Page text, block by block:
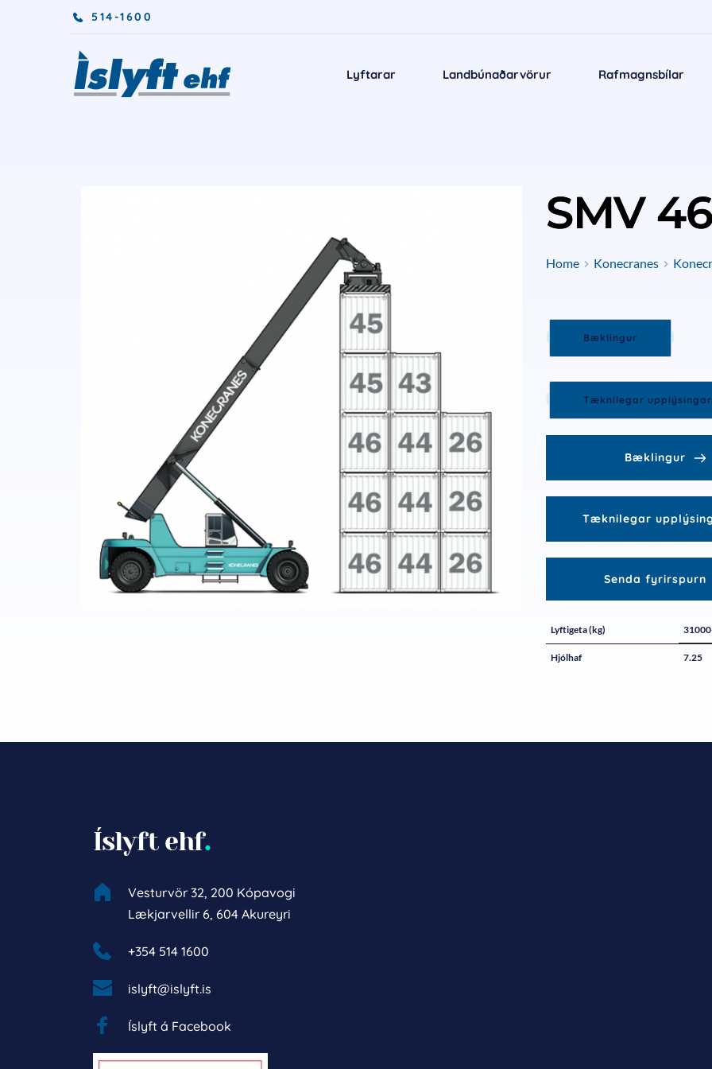
514-1600
Lyftarar Landbúnaðarvörur Rafmagnsbílar
SMV
Home Konecranes
Bæklingur
Tæknilegar upplýsingar
Bæklingur
Tæknilegar
Senda fyrirspurn
Lyftigeta (kg)
Hjólhaf 7.25
Íslyft ehf.
Vesturvör 32, 200 Kópavogi
Lækjarvellir 6, 604 Akureyri
+354 514 1600
islyft@islyft.is
Íslyft á Facebook